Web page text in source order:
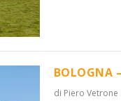
BOLOGNA
di Piero Vetrone